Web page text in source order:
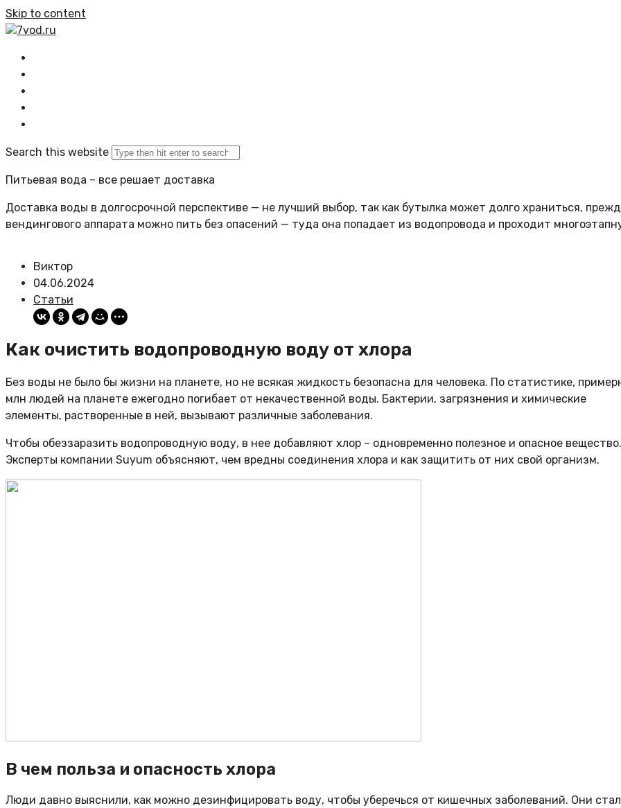
Skip to content
7vod.ru
Search this website
Питьевая вода – все решает доставка
Доставка воды в долгосрочной перспективе — не лучший выбор, так как бутылка может долго храниться,
вендингового аппарата можно пить без опасений — туда она попадает из водопровода и проходит
Виктор
04.06.2024
Статьи
Как очистить водопроводную воду от хлора
Без воды не было бы жизни на планете, но не всякая жидкость безопасна для человека. По статистике,
млн людей на планете ежегодно погибает от некачественной воды. Бактерии, загрязнения и химические
элементы, растворенные в ней, вызывают различные заболевания.
Чтобы обеззаразить водопроводную воду, в нее добавляют хлор – одновременно полезное и опасное вещество.
Эксперты компании Suyum объясняют, чем вредны соединения хлора и как защитить от них свой организм.
В чем польза и опасность хлора
Люди давно выяснили, как можно дезинфицировать воду, чтобы уберечься от кишечных заболеваний. Они